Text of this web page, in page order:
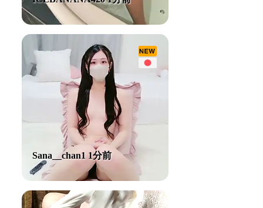
Sana__chan1 1分前